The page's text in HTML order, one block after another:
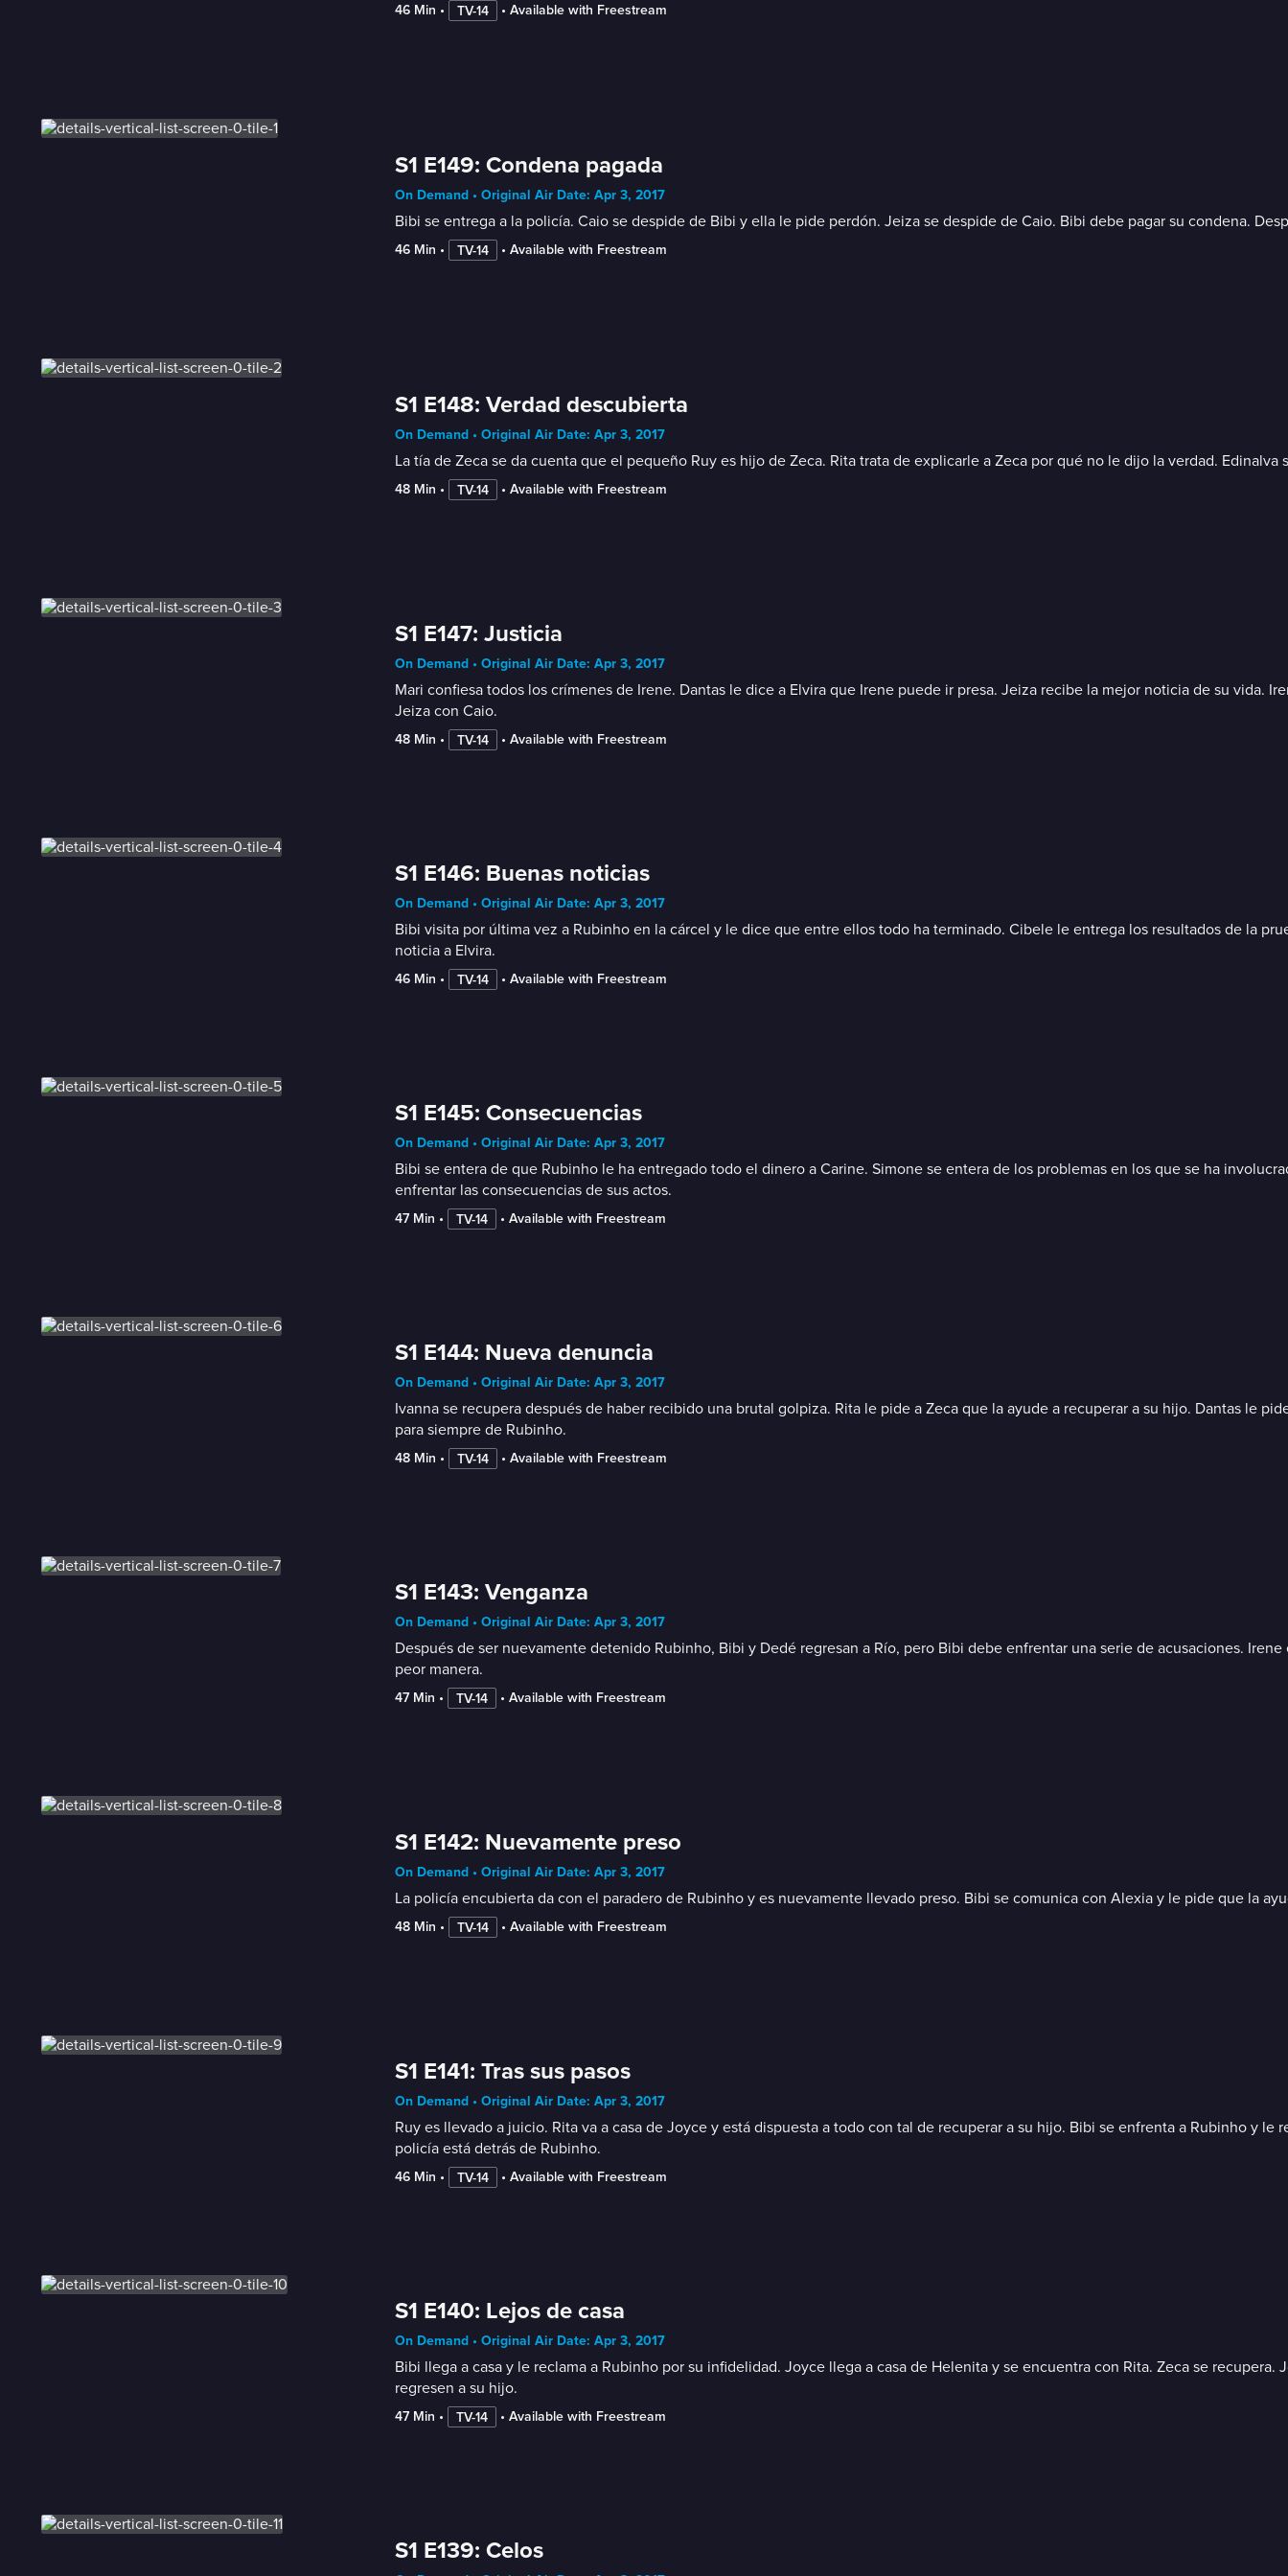
46 Min • TV-14 • Available with Freestream
S1 E149: Condena pagada
On Demand • Original Air Date: Apr 3, 2017
Bibi se entrega a la policía. Caio se despide de Bibi y ella le pide perdón. Jeiza se despide de Caio. Bibi debe pagar su condena.
46 Min • TV-14 • Available with Freestream
S1 E148: Verdad descubierta
On Demand • Original Air Date: Apr 3, 2017
La tía de Zeca se da cuenta que el pequeño Ruy es hijo de Zeca. Rita trata de explicarle a Zeca por qué no le dijo la verdad.
48 Min • TV-14 • Available with Freestream
S1 E147: Justicia
On Demand • Original Air Date: Apr 3, 2017
Mari confiesa todos los crímenes de Irene. Dantas le dice a Elvira que Irene puede ir presa. Jeiza recibe la mejor noticia de su vida.
Jeiza con Caio.
48 Min • TV-14 • Available with Freestream
S1 E146: Buenas noticias
On Demand • Original Air Date: Apr 3, 2017
Bibi visita por última vez a Rubinho en la cárcel y le dice que entre ellos todo ha terminado. Cibele le entrega los resultados de la
noticia a Elvira.
46 Min • TV-14 • Available with Freestream
S1 E145: Consecuencias
On Demand • Original Air Date: Apr 3, 2017
Bibi se entera de que Rubinho le ha entregado todo el dinero a Carine. Simone se entera de los problemas en los que se ha
enfrentar las consecuencias de sus actos.
47 Min • TV-14 • Available with Freestream
S1 E144: Nueva denuncia
On Demand • Original Air Date: Apr 3, 2017
Ivanna se recupera después de haber recibido una brutal golpiza. Rita le pide a Zeca que la ayude a recuperar a su hijo. Dantas le
para siempre de Rubinho.
48 Min • TV-14 • Available with Freestream
S1 E143: Venganza
On Demand • Original Air Date: Apr 3, 2017
Después de ser nuevamente detenido Rubinho, Bibi y Dedé regresan a Río, pero Bibi debe enfrentar una serie de acusaciones.
peor manera.
47 Min • TV-14 • Available with Freestream
S1 E142: Nuevamente preso
On Demand • Original Air Date: Apr 3, 2017
La policía encubierta da con el paradero de Rubinho y es nuevamente llevado preso. Bibi se comunica con Alexia y le pide que la
48 Min • TV-14 • Available with Freestream
S1 E141: Tras sus pasos
On Demand • Original Air Date: Apr 3, 2017
Ruy es llevado a juicio. Rita va a casa de Joyce y está dispuesta a todo con tal de recuperar a su hijo. Bibi se enfrenta a Rubinho y
policía está detrás de Rubinho.
46 Min • TV-14 • Available with Freestream
S1 E140: Lejos de casa
On Demand • Original Air Date: Apr 3, 2017
Bibi llega a casa y le reclama a Rubinho por su infidelidad. Joyce llega a casa de Helenita y se encuentra con Rita. Zeca se
regresen a su hijo.
47 Min • TV-14 • Available with Freestream
S1 E139: Celos